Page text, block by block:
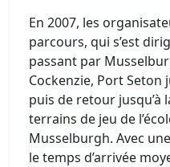
En 2007, les
parcours, qui s’est
passant par
Cockenzie, Port Seton
puis de retour jusqu’à
terrains de jeu de
Musselburgh. Avec
le temps d’arrivée